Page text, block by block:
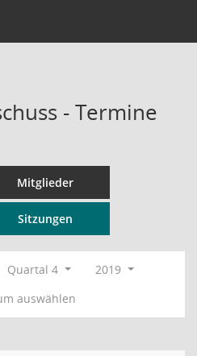
- Termine
Mitglieder
Sitzungen
Quartal 4
2019
auswählen